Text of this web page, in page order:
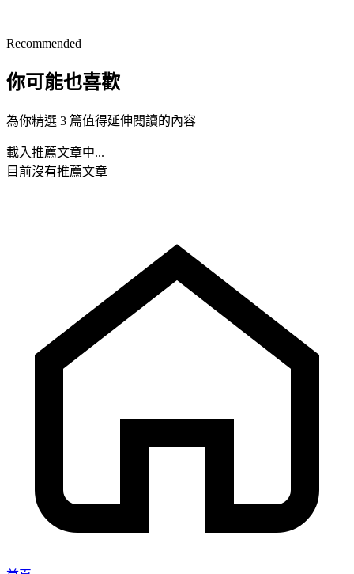
Recommended
你可能也喜歡
為你精選 3 篇值得延伸閱讀的內容
載入推薦文章中...
目前沒有推薦文章